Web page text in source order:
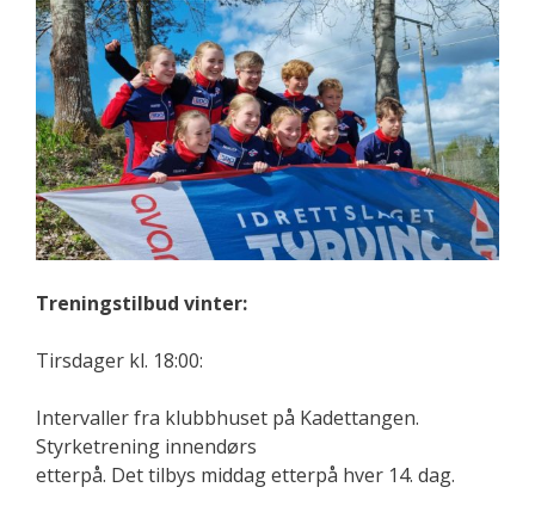
Treningstilbud vinter:
Tirsdager kl. 18:00:
Intervaller fra klubbhuset på Kadettangen.
Styrketrening innendørs
etterpå. Det tilbys middag etterpå hver 14. dag.